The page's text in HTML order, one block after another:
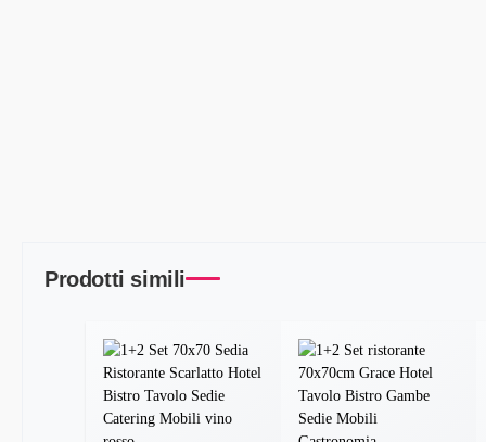
Prodotti simili